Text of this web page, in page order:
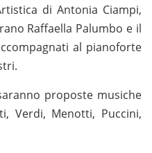
di Antonia Ciampi,
Raffaella Palumbo e il
al pianoforte
proposte musiche
Verdi, Menotti, Puccini,